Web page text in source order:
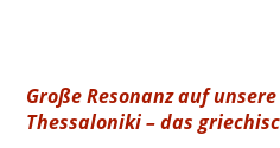
Große Resonanz auf
Thessaloniki – das